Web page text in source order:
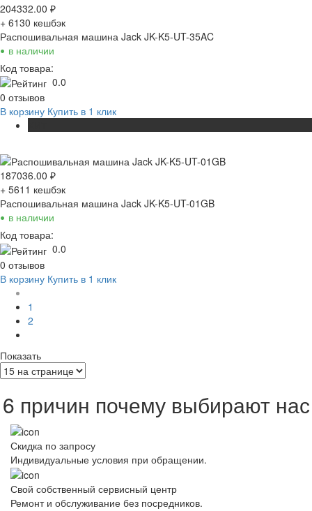
204332.00 ₽
+ 6130 кешбэк
Распошивальная машина Jack JK-K5-UT-35AC
• в наличии
Код товара:
0.0
0 отзывов
В корзину Купить в 1 клик
187036.00 ₽
+ 5611 кешбэк
Распошивальная машина Jack JK-K5-UT-01GB
• в наличии
Код товара:
0.0
0 отзывов
В корзину Купить в 1 клик
1
2
Показать
6 причин почему выбирают нас
Скидка по запросу
Индивидуальные условия при обращении.
Свой собственный сервисный центр
Ремонт и обслуживание без посредников.